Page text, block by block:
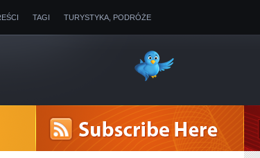
TAGI TURYSTYKA, PODRÓŻE